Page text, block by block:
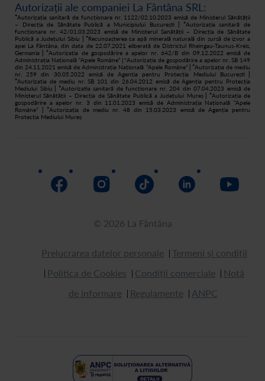
Cum cumpăr
Autorizații ale companiei La Fântâna SRL:
*Autorizația sanitară de funcționare nr. 1122/02.10.2023 emisă de Ministerul Sănătății
– Direcția de Sănătate Publică a Municipiului București
| *Autorizația sanitară de
funcționare nr. 42/01.03.2023 emisă de Ministerul Sanătății – Direcția de Sănătate
Publică a Județului Sibiu
| *Recunoașterea ca apă minerală naturală din sursă de izvor a
apei La Fântâna, din data de 22.07.2021 eliberată de Districtul Rheingau-Taunus-Kreis,
Germania
| *Autorizația de gospodărire a apelor nr. 642/B din 09.12.2022 emisă de
Administrația Națională “Apele Române”
| *Autorizația de gospodărire a apelor nr. SB 149
din 24.11.2021 emisă de Administrația Națională “Apele Române”
| *Autorizația de mediu
nr. 259 din 30.05.2022 emisă de Agenția pentru Protecția Mediului București
*Autorizația de mediu nr. SB 101 din 26.04.2012 emisă de Agenția pentru Protecția
Mediului Sibiu | *Autorizatia sanitară de funcționare nr. 204 din 07.04.2023 emisă de
Ministerul Sănătății – Direcția de Sănătate Publică a Județului Mureș| *Autorizația de
gospodărire a apelor nr. 3 din 11.01.2023 emisă de Administrația Națională “Apele
Române”
| *Autorizația de mediu nr. 48 din 15.03.2023 emisă de Agenția pentru
Protecția Mediului Mureș
© 2026 La Fântâna
Prelucrarea datelor personale
Termeni și condiții
Politica de Cookies
Condiții comerciale
Notă
de informare
Regulamente ANPC